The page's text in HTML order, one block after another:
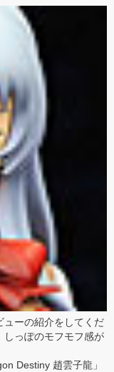
ューの紹介をしてくだ
しっぽのモフモフ感が
Destiny 趙雲子龍 」